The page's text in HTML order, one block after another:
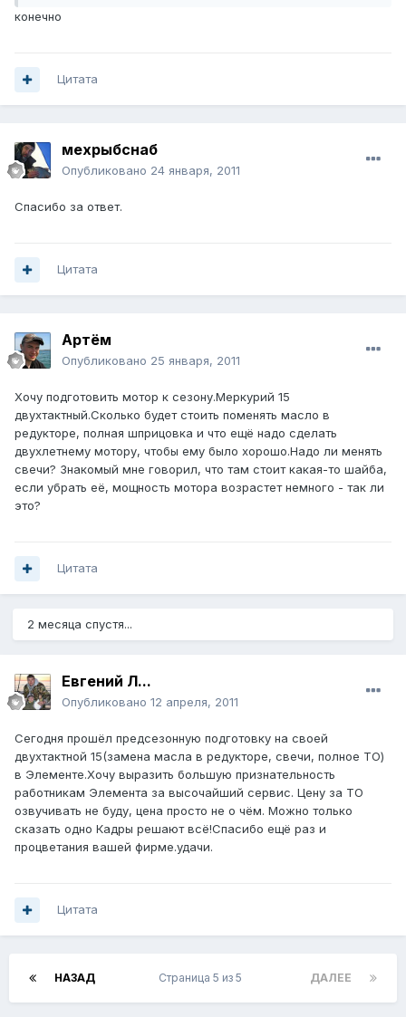
конечно
Цитата
мехрыбснаб
Опубликовано 24 января, 2011
Спасибо за ответ.
Цитата
Артём
Опубликовано 25 января, 2011
Хочу подготовить мотор к сезону.Меркурий 15
двухтактный.Сколько будет стоить поменять масло в
редукторе, полная шприцовка и что ещё надо сделать
двухлетнему мотору, чтобы ему было хорошо.Надо ли менять
свечи? Знакомый мне говорил, что там стоит какая-то шайба,
если убрать её, мощность мотора возрастет немного - так ли
это?
Цитата
2 месяца спустя...
Евгений Л...
Опубликовано 12 апреля, 2011
Сегодня прошёл предсезонную подготовку на своей
двухтактной 15(замена масла в редукторе, свечи, полное ТО)
в Элементе.Хочу выразить большую признательность
работникам Элемента за высочайший сервис. Цену за ТО
озвучивать не буду, цена просто не о чём. Можно только
сказать одно Кадры решают всё!Спасибо ещё раз и
процветания вашей фирме.удачи.
Цитата
НАЗАД ДАЛЕЕ
Страница 5 из 5